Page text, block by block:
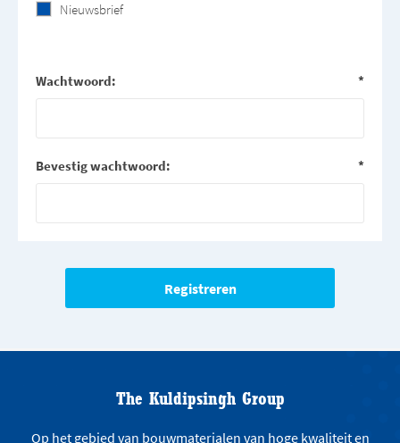
Nieuwsbrief
Wachtwoord: *
Bevestig wachtwoord: *
The Kuldipsingh Group
Op het gebied van bouwmaterialen van hoge kwaliteit en